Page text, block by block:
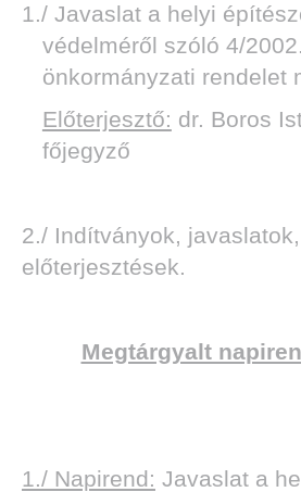
1./ Javaslat a helyi
védelméről szóló 4/
önkormányzati rendelet
Előterjesztő: dr. Boros
főjegyző
2./ Indítványok,
előterjesztések.
Megtárgyalt
1./ Napirend: Javaslat a